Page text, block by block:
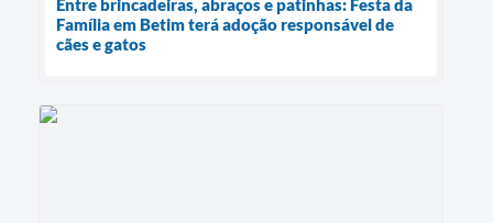
Entre brincadeiras, abraços e patinhas: Festa da
Família em Betim terá adoção responsável de
cães e gatos